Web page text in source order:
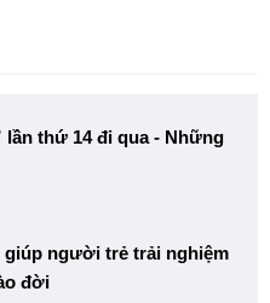
lần thứ 14 đi qua - Những
giúp người trẻ trải nghiệm
đời